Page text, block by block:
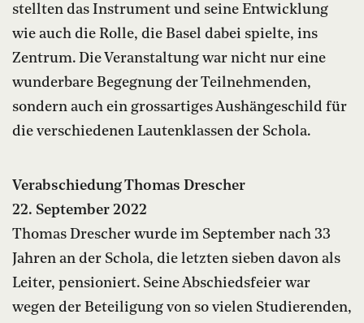
stellten das Instrument und seine Entwicklung
wie auch die Rolle, die Basel dabei spielte, ins
Zentrum. Die Veranstaltung war nicht nur eine
wunderbare Begegnung der Teilnehmenden,
sondern auch ein grossartiges Aushängeschild für
die verschiedenen Lautenklassen der Schola.
Verabschiedung Thomas Drescher
22. September 2022
Thomas Drescher wurde im September nach 33
Jahren an der Schola, die letzten sieben davon als
Leiter, pensioniert. Seine Abschiedsfeier war
wegen der Beteiligung von so vielen Studierenden,